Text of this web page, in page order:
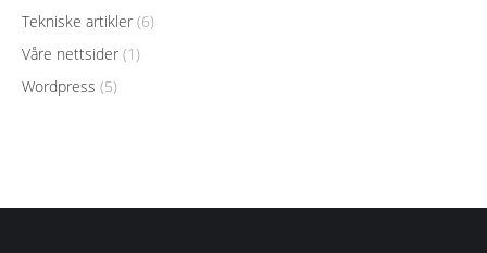
Tekniske artikler (6)
Våre nettsider (1)
Wordpress (5)